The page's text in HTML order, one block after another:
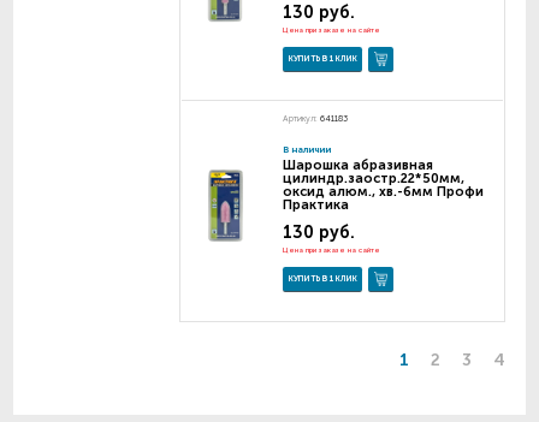
130 руб.
Цена при заказе на сайте
КУПИТЬ В 1 КЛИК
Артикул: 641183
В наличии
Шарошка абразивная
цилиндр.заостр.22*50мм,
оксид алюм., хв.-6мм Профи
Практика
130 руб.
Цена при заказе на сайте
КУПИТЬ В 1 КЛИК
1 2 3 4